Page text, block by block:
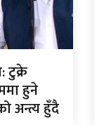
टुक्रे
हुने
अन्त्य हुँदै